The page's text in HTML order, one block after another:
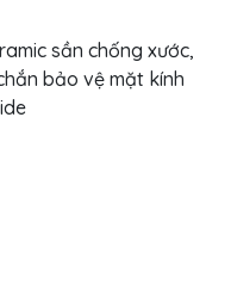
sần chống xước,
bảo vệ mặt kính